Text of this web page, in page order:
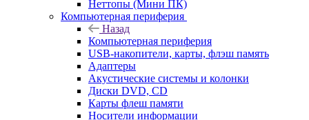
Неттопы (Мини ПК)
Компьютерная периферия
Назад
Компьютерная периферия
USB-накопители, карты, флэш память
Адаптеры
Акустические системы и колонки
Диски DVD, CD
Карты флеш памяти
Носители информации